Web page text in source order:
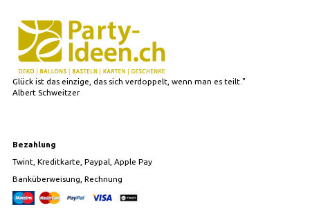
Glück ist das einzige, das sich verdoppelt, wenn man es teilt."
Albert Schweitzer
Bezahlung
Twint, Kreditkarte, Paypal, Apple Pay
Banküberweisung, Rechnung